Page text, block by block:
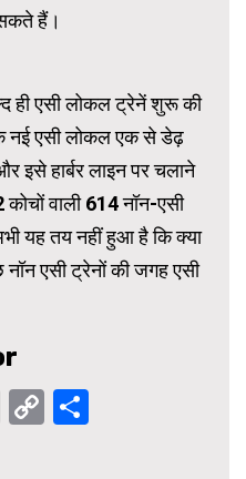
हैं।
ही एसी लोकल ट्रेनें शुरू की
नई एसी लोकल एक से डेढ़
इसे हार्बर लाइन पर चलाने
कोचों वाली 614 नॉन-एसी
यह तय नहीं हुआ है कि क्या
एसी ट्रेनों की जगह एसी
Snapchat
Copy